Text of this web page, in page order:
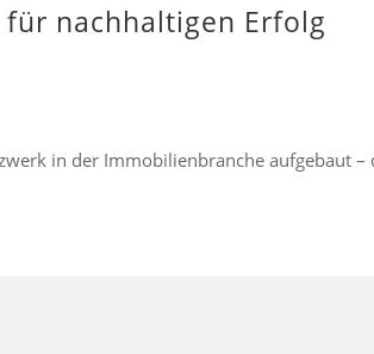
nachhaltigen Erfolg
in der Immobilienbranche aufgebaut